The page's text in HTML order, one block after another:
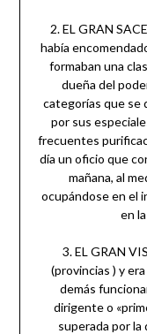
2. EL GRAN
había
formaban una
dueña del
categorías que se
por sus
frecuentes
día un oficio que
mañana, al
ocupándose en el
en
3. EL GRAN
(provincias ) y
demás
dirigente o
superada por la